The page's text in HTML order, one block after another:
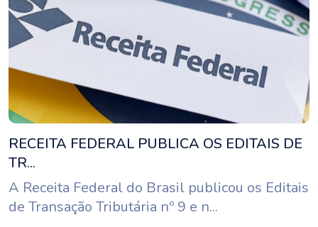
RECEITA FEDERAL PUBLICA OS EDITAIS DE
TR...
A Receita Federal do Brasil publicou os Editais
de Transação Tributária nº 9 e n...